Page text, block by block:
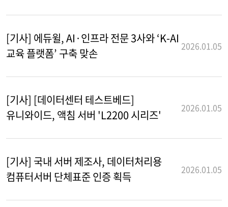
[기사] 에듀윌, AI·인프라 전문 3사와 ‘K-AI
교육 플랫폼’ 구축 맞손
2026.01.05
[기사] [데이터센터 테스트베드]
유니와이드, 액침 서버 'L2200 시리즈'
2026.01.05
[기사] 국내 서버 제조사, 데이터처리용
컴퓨터서버 단체표준 인증 획득
2026.01.05